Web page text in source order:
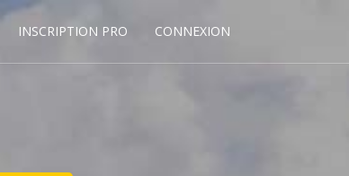
INSCRIPTION PRO CONNEXION